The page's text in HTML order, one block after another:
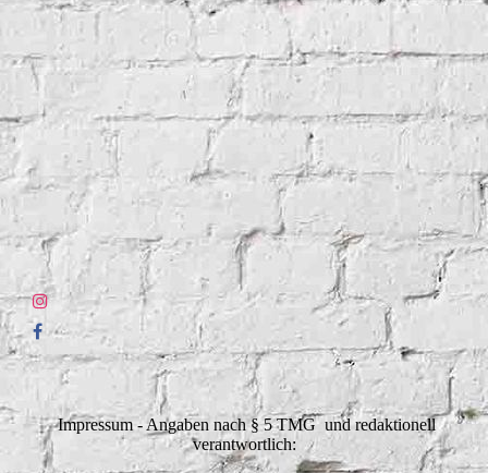
Impressum - Angaben nach § 5 TMG und redaktionell
verantwortlich: